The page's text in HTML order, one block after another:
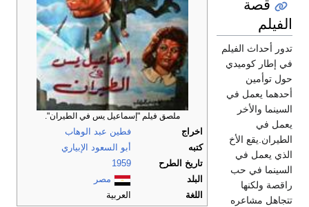
ملصق فيلم "إسماعيل يس في الطيران".
اخراج
فطين عبد الوهاب
كتبه
أبو السعود الإبياري
تاريخ الطرح
1959
البلد
مصر
اللغة
العربية
قصة
الفيلم
تدور أحداث الفيلم
في إطار كوميدي
حول توأمين
أحدهما يعمل في
السينما والأخر
يعمل في
الطيران.يقع الأخ
الذي يعمل في
السينما في حب
راقصة ولكنها
تتجاهل مشاعره